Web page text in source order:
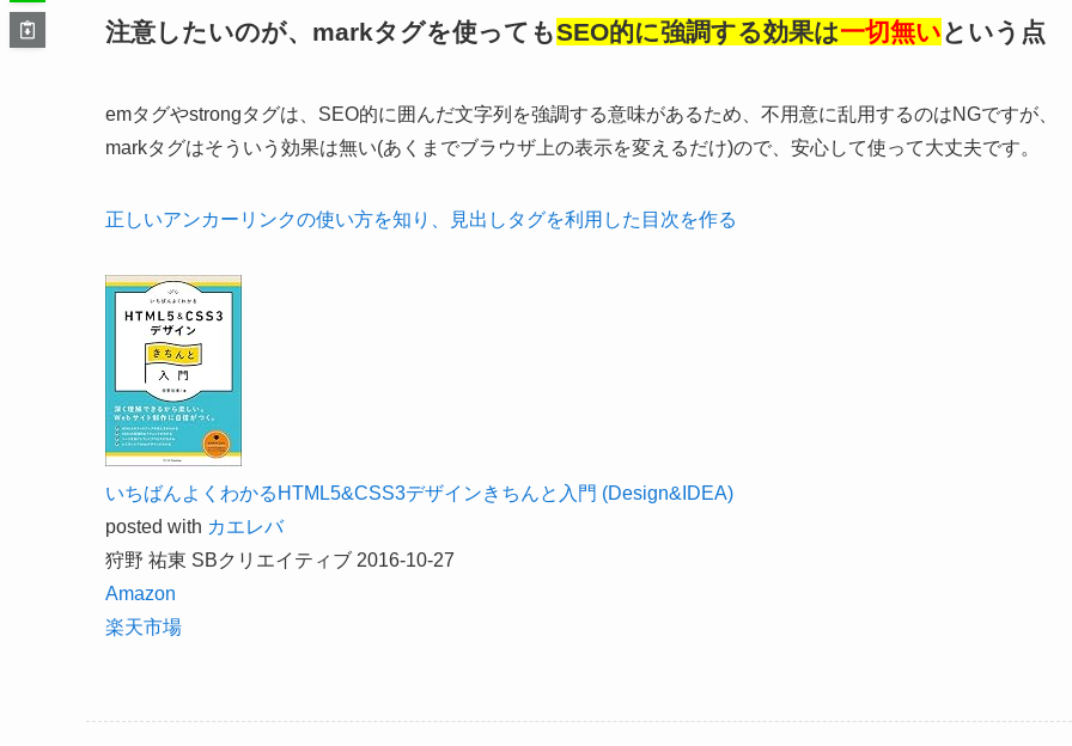
注意したいのが、markタグを使ってもSEO的に強調する効果は一切無いという点
emタグやstrongタグは、SEO的に囲んだ文字列を強調する意味があるため、不用意に乱用するのはNGですが、
markタグはそういう効果は無い(あくまでブラウザ上の表示を変えるだけ)ので、安心して使って大丈夫です。
正しいアンカーリンクの使い方を知り、見出しタグを利用した目次を作る
いちばんよくわかるHTML5&CSS3デザインきちんと入門 (Design&IDEA)
posted with カエレバ
狩野 祐東 SBクリエイティブ 2016-10-27
Amazon
楽天市場